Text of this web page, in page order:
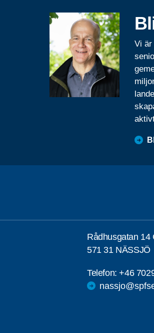
Vi är
Rådhusgatan 14
571 31 NÄSSJÖ
Telefon:+46